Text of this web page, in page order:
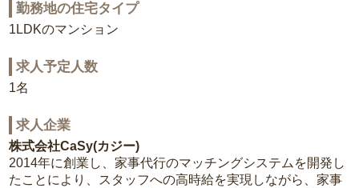
勤務地の住宅タイプ
1LDKのマンション
求人予定人数
1名
求人企業
株式会社CaSy(カジー)
2014年に創業し、家事代行のマッチングシステムを開発し
たことにより、スタッフへの高時給を実現しながら、家事